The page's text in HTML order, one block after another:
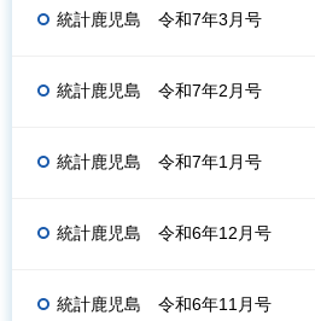
統計鹿児島 令和7年3月号
統計鹿児島 令和7年2月号
統計鹿児島 令和7年1月号
統計鹿児島 令和6年12月号
統計鹿児島 令和6年11月号